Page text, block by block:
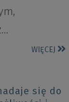
WIĘCEJ
się do